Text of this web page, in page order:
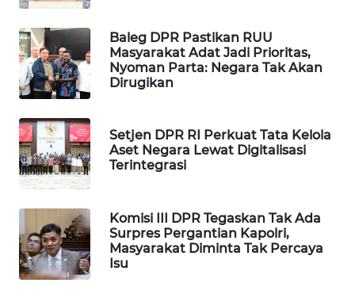
Baleg DPR Pastikan RUU
Masyarakat Adat Jadi Prioritas,
Nyoman Parta: Negara Tak Akan
Dirugikan
Setjen DPR RI Perkuat Tata Kelola
Aset Negara Lewat Digitalisasi
Terintegrasi
Komisi III DPR Tegaskan Tak Ada
Surpres Pergantian Kapolri,
Masyarakat Diminta Tak Percaya
Isu
WAHANA
PERSONA
WAHANA
WAHANA
HEALTH
WAHANA
DESA
WISATA